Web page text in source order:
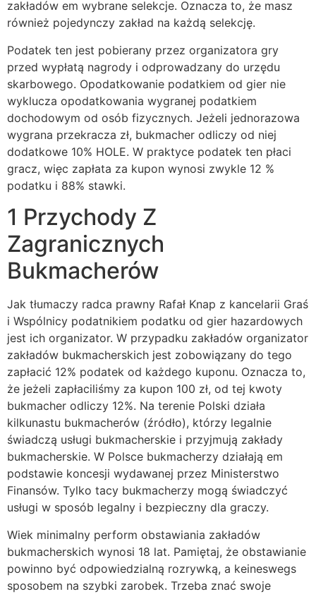
zakładów em wybrane selekcje. Oznacza to, że masz
również pojedynczy zakład na każdą selekcję.
Podatek ten jest pobierany przez organizatora gry
przed wypłatą nagrody i odprowadzany do urzędu
skarbowego. Opodatkowanie podatkiem od gier nie
wyklucza opodatkowania wygranej podatkiem
dochodowym od osób fizycznych. Jeżeli jednorazowa
wygrana przekracza zł, bukmacher odliczy od niej
dodatkowe 10% HOLE. W praktyce podatek ten płaci
gracz, więc zapłata za kupon wynosi zwykle 12 %
podatku i 88% stawki.
1 Przychody Z
Zagranicznych
Bukmacherów
Jak tłumaczy radca prawny Rafał Knap z kancelarii Graś
i Wspólnicy podatnikiem podatku od gier hazardowych
jest ich organizator. W przypadku zakładów organizator
zakładów bukmacherskich jest zobowiązany do tego
zapłacić 12% podatek od każdego kuponu. Oznacza to,
że jeżeli zapłaciliśmy za kupon 100 zł, od tej kwoty
bukmacher odliczy 12%. Na terenie Polski działa
kilkunastu bukmacherów (źródło), którzy legalnie
świadczą usługi bukmacherskie i przyjmują zakłady
bukmacherskie. W Polsce bukmacherzy działają em
podstawie koncesji wydawanej przez Ministerstwo
Finansów. Tylko tacy bukmacherzy mogą świadczyć
usługi w sposób legalny i bezpieczny dla graczy.
Wiek minimalny perform obstawiania zakładów
bukmacherskich wynosi 18 lat. Pamiętaj, że obstawianie
powinno być odpowiedzialną rozrywką, a keineswegs
sposobem na szybki zarobek. Trzeba znać swoje